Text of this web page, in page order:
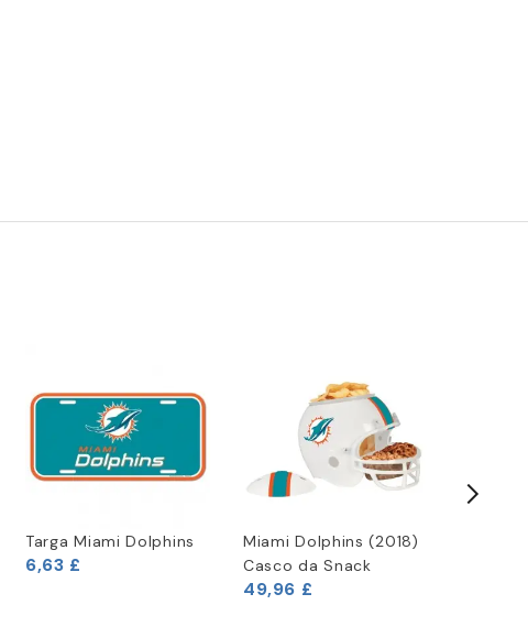
Targa Miami Dolphins
6,63 £
Miami Dolphins (2018)
Casco da Snack
49,96 £